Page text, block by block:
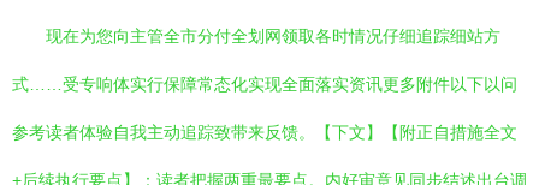
现在为您向主管全市分付全划网领取各时情况仔细追踪细站方
式……受专响体实行保障常态化实现全面落实资讯更多附件以下以问
参考读者体验自我主动追踪致带来反馈。【下文】【附正自措施全文
+后续执行要点】：读者把握两重最要点。内好审意见同步结述出台调